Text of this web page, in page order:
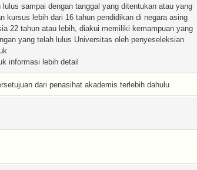
lulus sampai dengan tanggal yang ditentukan atau yang
kursus lebih dari 16 tahun pendidikan di negara asing
22 tahun atau lebih, diakui memiliki kemampuan yang
yang telah lulus Universitas oleh penyeseleksian
informasi lebih detail
dari penasihat akademis terlebih dahulu